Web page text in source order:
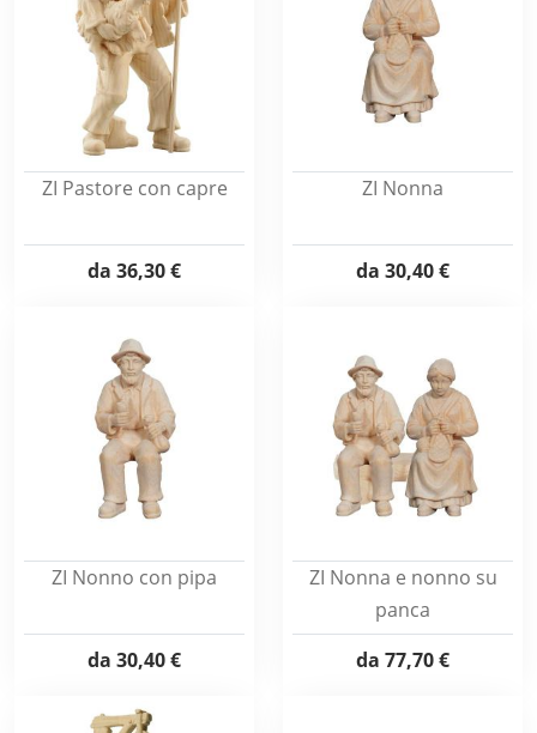
ZI Pastore con capre
da 36,30 €
ZI Nonna
da 30,40 €
ZI Nonno con pipa
da 30,40 €
ZI Nonna e nonno su
panca
da 77,70 €